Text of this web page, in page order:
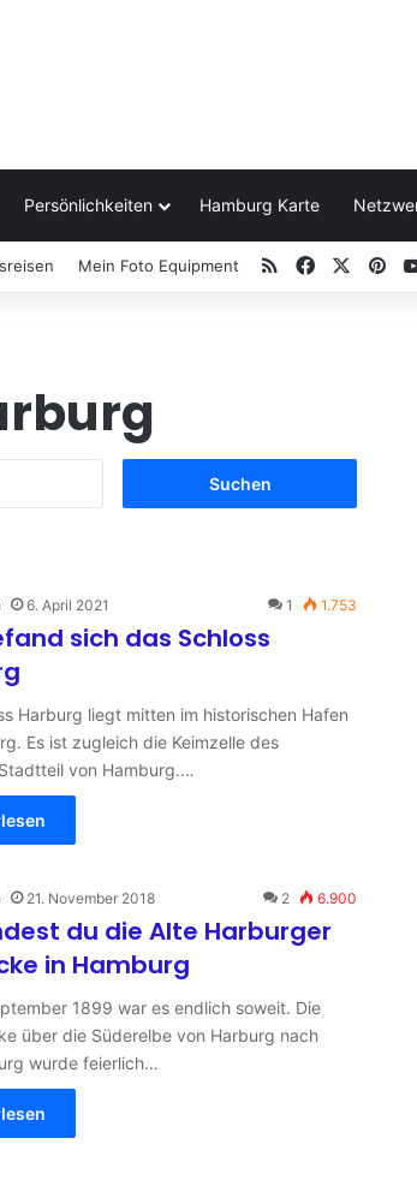
Persönlichkeiten Hamburg Karte
Mein Foto Equipment RSS Facebook
n
a
:
6. April 2021 1 1.753
sich das Schloss
Harburg liegt mitten im historischen Hafen
Es ist zugleich die Keimzelle des
von Hamburg.…
21. November 2018 2 6.900
du die Alte Harburger
in Hamburg
1899 war es endlich soweit. Die
über die Süderelbe von Harburg nach
wurde feierlich…